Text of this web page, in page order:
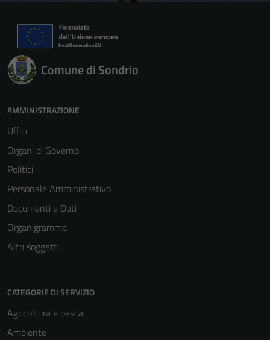
Comune di Sondrio
AMMINISTRAZIONE
Uffici
Organi di Governo
Politici
Personale Amministrativo
Documenti e Dati
Organigramma
Altri soggetti
CATEGORIE DI SERVIZIO
Agricoltura e pesca
Ambiente